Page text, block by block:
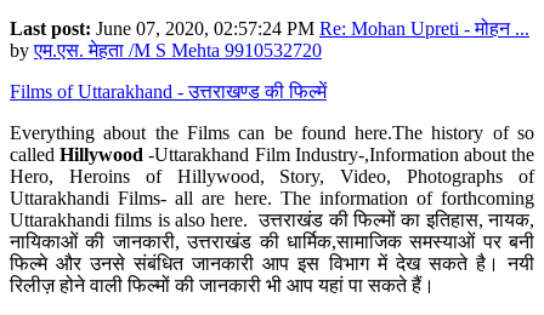
Last post: June 07, 2020, 02:57:24 PM Re: Mohan Upreti - मोहन ...
byएम.एस. मेहता /M S Mehta 9910532720
Films of Uttarakhand - उत्तराखण्ड की फिल्में
Everything about the Films can be found here.The history of so
calledHillywood-Uttarakhand Film Industry-,Information about the
Hero, Heroins of Hillywood, Story, Video, Photographs of
Uttarakhandi Films- all are here. The information of forthcoming
Uttarakhandi films is also here. उत्तराखंड की फिल्मों का इतिहास, नायक,
नायिकाओं की जानकारी, उत्तराखंड की धार्मिक,सामाजिक समस्याओं पर बनी
फिल्मे और उनसे संबंधित जानकारी आप इस विभाग में देख सकते है। नयी
रिलीज़ होने वाली फिल्मों की जानकारी भी आप यहां पा सकते हैं।